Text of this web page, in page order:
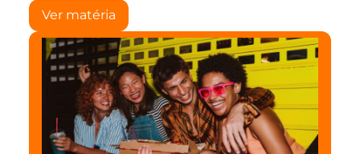
Ver matéria